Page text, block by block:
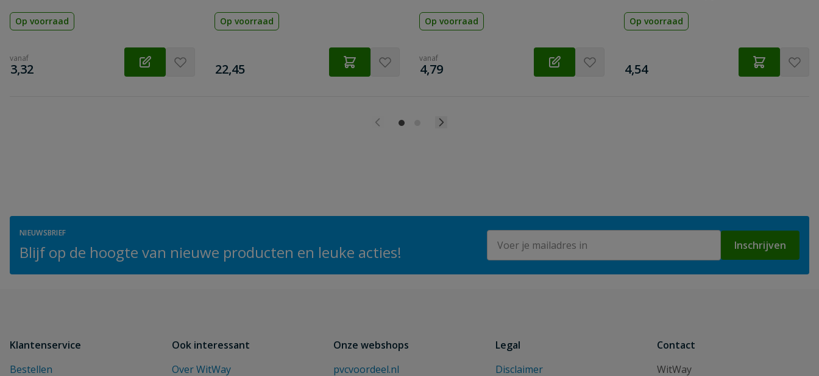
Op voorraad
vanaf
€
3,32
Op voorraad
€
22,45
Op voorraad
vanaf
€
4,79
Op voorraad
€
4,54
NIEUWSBRIEF
Blijf op de hoogte van nieuwe producten en leuke acties! Inschrijven
Klantenservice
Bestellen
Ook interessant
Over WitWay
Onze webshops
pvcvoordeel.nl
Legal
Disclaimer
Contact
WitWay